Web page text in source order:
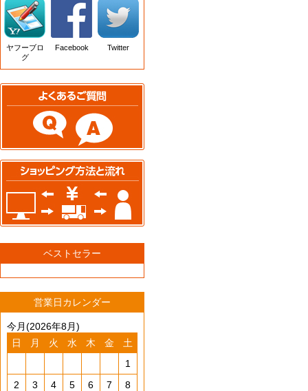
ヤフーブロ
グ
Facebook Twitter
ベストセラー
営業日カレンダー
今月(2026年8月)
日
月 火 水 木 金
土
1
2
3 4 5 6 7
8